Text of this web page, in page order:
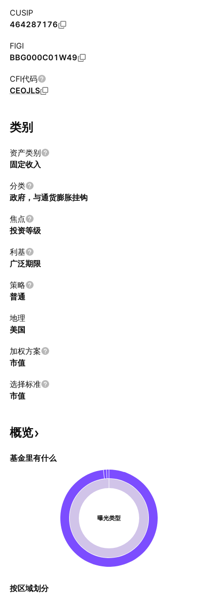
CUSIP
464287176
FIGI
BBG000C01W49
CFI代码
CEOJLS
类别
资产类别
固定收入
分类
政府，与通货膨胀挂钩
焦点
投资等级
利基
广泛期限
策略
普通
地理
美国
加权方案
市值
选择标准
市值
概览
基金里有什么
曝光类型
按区域划分